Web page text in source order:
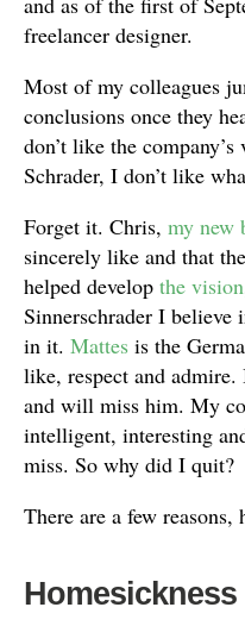
freelancer designer.
Most of my colleagues
conclusions once they
don’t like the
Schrader, I don’t like
Forget it. Chris, my new
sincerely like and that
helped develop the vision
Sinnerschrader I
in it. Mattes is the
like, respect and admire.
and will miss him. My
intelligent, interesting
miss. So why did I quit?
There are a few
Homesickness